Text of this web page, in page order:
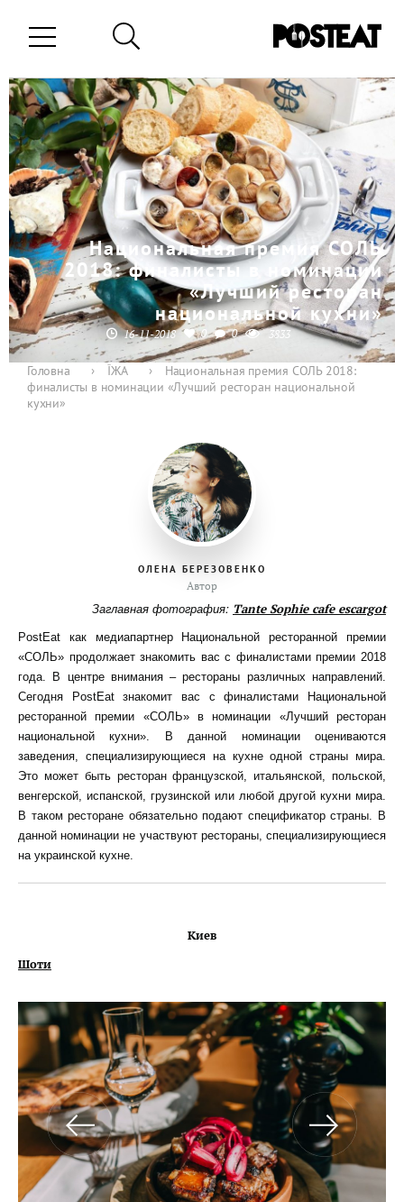
Национальная премия СОЛЬ
2018: финалисты в номинации
«Лучший ресторан
национальной кухни»
16-11-2018 0 0 3833
Головна › ЇЖА ›
Национальная премия СОЛЬ 2018:
финалисты в номинации «Лучший ресторан национальной
кухни»
ОЛЕНА БЕРЕЗОВЕНКО
Автор
Заглавная фотография: Tante Sophie cafe escargot
PostEat как медиапартнер Национальной ресторанной премии
«СОЛЬ» продолжает знакомить вас с финалистами премии 2018
года. В центре внимания – рестораны различных направлений.
Сегодня PostEat знакомит вас с финалистами Национальной
ресторанной премии «СОЛЬ» в номинации «Лучший ресторан
национальной кухни». В данной номинации оцениваются
заведения, специализирующиеся на кухне одной страны мира.
Это может быть ресторан французской, итальянской, польской,
венгерской, испанской, грузинской или любой другой кухни мира.
В таком ресторане обязательно подают спецификатор страны. В
данной номинации не участвуют рестораны, специализирующиеся
на украинской кухне.
Киев
Шоти